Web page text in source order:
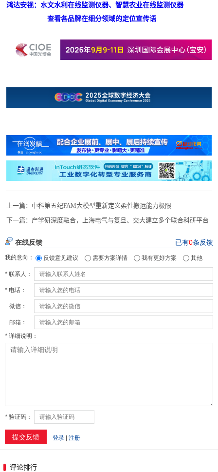
鸿达安视：水文水利在线监测仪器、智慧农业在线监测仪器
查看各品牌在细分领域的定位宣传语
上一篇： 中科第五纪FAM大模型重新定义柔性搬运能力极限
下一篇： 产学研深度融合，上海电气与复旦、交大建立多个联合科研平台
评论排行